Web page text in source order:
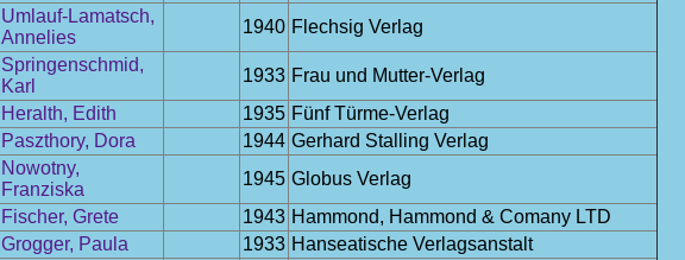
Umlauf-Lamatsch,
Annelies
1940 Flechsig Verlag
Springenschmid,
Karl
1933 Frau und Mutter-Verlag
Heralth, Edith 1935 Fünf Türme-Verlag
Paszthory, Dora 1944 Gerhard Stalling Verlag
Nowotny,
Franziska
1945 Globus Verlag
Fischer, Grete 1943 Hammond, Hammond & Comany LTD
Grogger, Paula 1933 Hanseatische Verlagsanstalt